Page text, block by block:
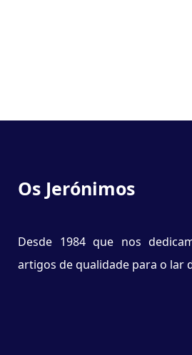
Os Jerónimos
Desde 1984 que nos
artigos de qualidade para o lar